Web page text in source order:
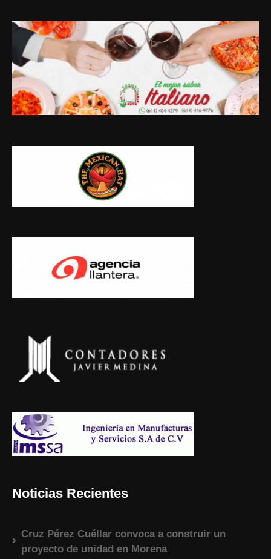
Noticias Recientes
Cruz Pérez Cuéllar convoca a construir un
proyecto de unidad en Morena